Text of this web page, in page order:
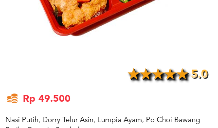
5.0
Rp 49.500
Nasi Putih, Dorry Telur Asin, Lumpia Ayam, Po Choi Bawang